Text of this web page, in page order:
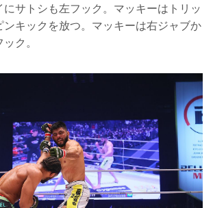
にサトシも左フック。マッキーはトリッ
ンキックを放つ。マッキーは右ジャブか
ク。